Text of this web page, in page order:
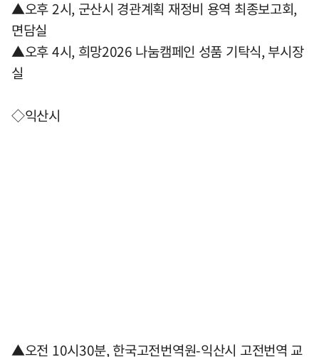
▲오후 2시, 군산시 경관계획 재정비 용역 최종보고회,
면담실
▲오후 4시, 희망2026 나눔캠페인 성품 기탁식, 부시장
실
◇익산시
▲오전 10시30분, 한국고전번역원-익산시 고전번역 교